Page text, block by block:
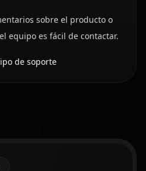
sobre el producto o
equipo es fácil de contactar.
de soporte